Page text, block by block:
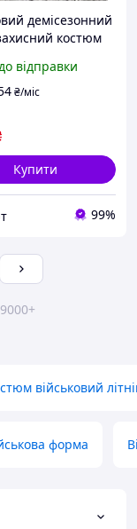
демісезонний
костюм
відправки
₴/міс
Купити
99%
військовий
форма